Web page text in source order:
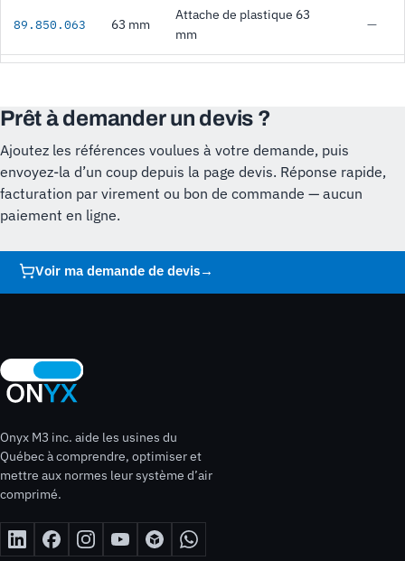
89.850.063 63 mm
Attache de plastique 63
mm
—
Prêt à demander un devis ?
Ajoutez les références voulues à votre demande, puis
envoyez-la d’un coup depuis la page devis. Réponse rapide,
facturation par virement ou bon de commande — aucun
paiement en ligne.
Voir ma demande de devis→
Onyx M3 inc. aide les usines du
Québec à comprendre, optimiser et
mettre aux normes leur système d’air
comprimé.